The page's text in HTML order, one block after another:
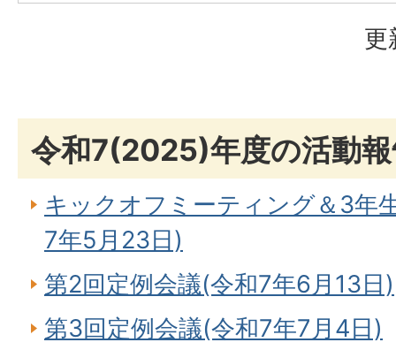
更
令和7(2025)年度の活動
キックオフミーティング＆3年
7年5月23日)
第2回定例会議(令和7年6月13日)
第3回定例会議(令和7年7月4日)